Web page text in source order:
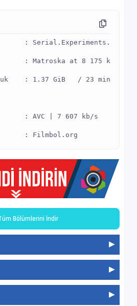
:
: Matroska at 8 175 kb/s
: 1.37 GiB   / 23 min 56 s
: AVC | 7 607 kb/s
: Filmbol.org
: V_MPEG4/ISO/AVC ->
: FLAC | 528 kb/s
: Orijinal - Filmbol.org
: ja
Bölümlerini İndir